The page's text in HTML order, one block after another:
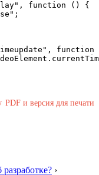
function () {
function
PDF и версия для печати
›